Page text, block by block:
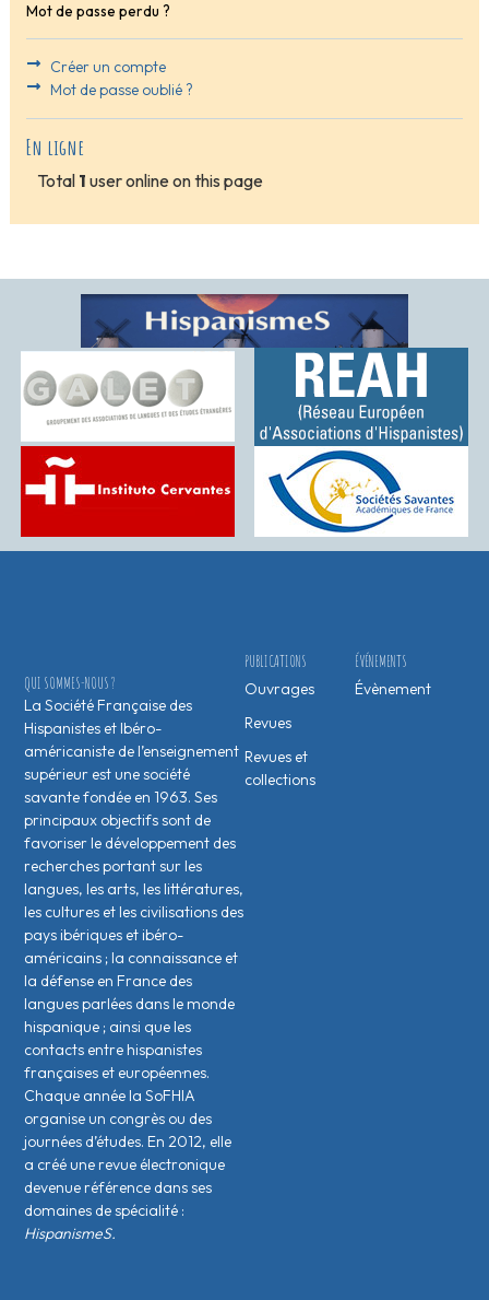
Mot de passe perdu ?
Créer un compte
Mot de passe oublié ?
En ligne
Total 1 user online on this page
ÉVÉNEMENTS
Évènement
PUBLICATIONS
Ouvrages
Revues
Revues et
collections
QUI SOMMES-NOUS ?
La Société Française des
Hispanistes et Ibéro-
américaniste de l’enseignement
supérieur est une société
savante fondée en 1963. Ses
principaux objectifs sont de
favoriser le développement des
recherches portant sur les
langues, les arts, les littératures,
les cultures et les civilisations des
pays ibériques et ibéro-
américains ; la connaissance et
la défense en France des
langues parlées dans le monde
hispanique ; ainsi que les
contacts entre hispanistes
français·es et européen·nes.
Chaque année la SoFHIA
organise un congrès ou des
journées d’études. En 2012, elle
a créé une revue électronique
devenue référence dans ses
domaines de spécialité :
HispanismeS.